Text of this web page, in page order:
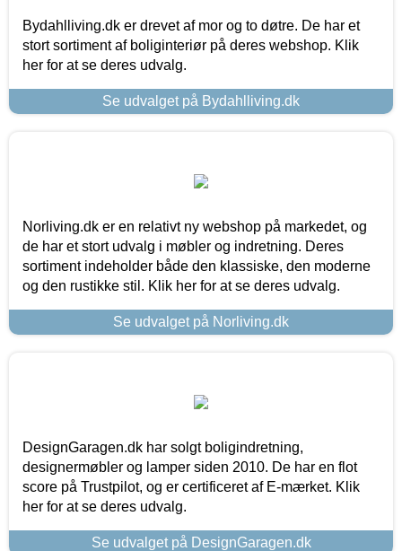
Bydahlliving.dk er drevet af mor og to døtre. De har et
stort sortiment af boliginteriør på deres webshop. Klik
her for at se deres udvalg.
Se udvalget på Bydahlliving.dk
Norliving.dk er en relativt ny webshop på markedet, og
de har et stort udvalg i møbler og indretning. Deres
sortiment indeholder både den klassiske, den moderne
og den rustikke stil. Klik her for at se deres udvalg.
Se udvalget på Norliving.dk
DesignGaragen.dk har solgt boligindretning,
designermøbler og lamper siden 2010. De har en flot
score på Trustpilot, og er certificeret af E-mærket. Klik
her for at se deres udvalg.
Se udvalget på DesignGaragen.dk